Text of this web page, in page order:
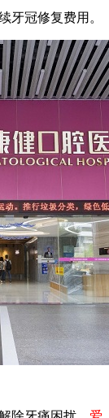
冠修复费用。